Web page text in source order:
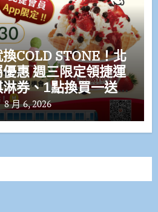
COLD STONE！北
惠 週三限定領捷運
券、1點換買一送一
8 月 6, 2026